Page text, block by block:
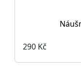
290 Kč